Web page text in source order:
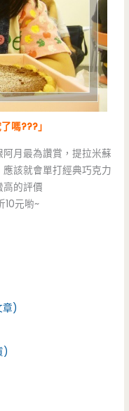
嗎???」
月最為讚賞，提拉米蘇
該就會單打經典巧克力
高的評價
10元喲~
章)
)